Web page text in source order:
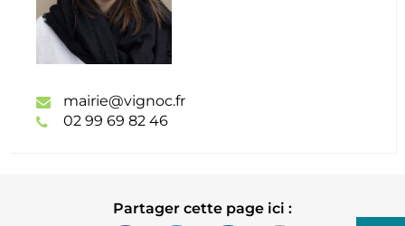
mairie@vignoc.fr
02 99 69 82 46
Partager cette page ici :